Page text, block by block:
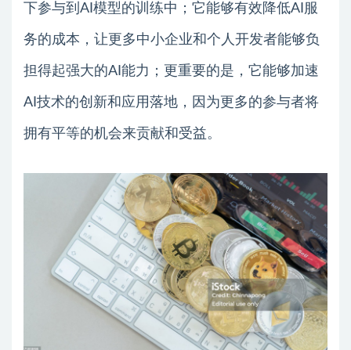
下参与到AI模型的训练中；它能够有效降低AI服
务的成本，让更多中小企业和个人开发者能够负
担得起强大的AI能力；更重要的是，它能够加速
AI技术的创新和应用落地，因为更多的参与者将
拥有平等的机会来贡献和受益。